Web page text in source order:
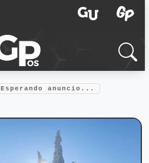
Esperando anuncio...